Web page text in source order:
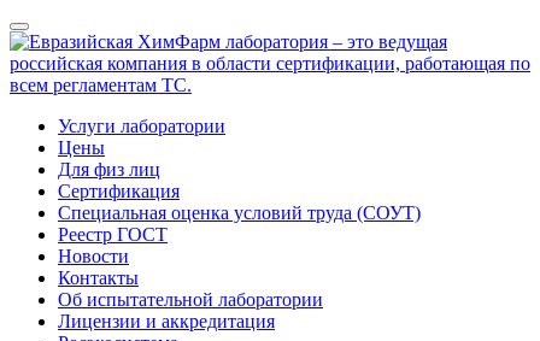
Услуги лаборатории
Цены
Для физ лиц
Сертификация
Специальная оценка условий труда (СОУТ)
Реестр ГОСТ
Новости
Контакты
Об испытательной лаборатории
Лицензии и аккредитация